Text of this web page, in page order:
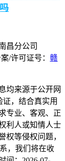
昌分公司
/许可证号： 赣
均来源于公开网
，结合真实用
专业、客观、正
利人或知情人士
权等侵权问题，
，我们将在收